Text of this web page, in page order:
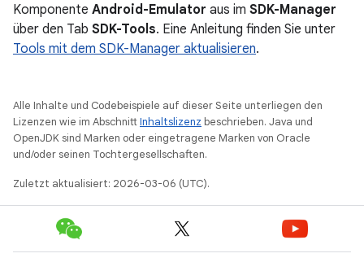
Komponente Android-Emulator aus im SDK-Manager
über den Tab SDK-Tools. Eine Anleitung finden Sie unter
Tools mit dem SDK-Manager aktualisieren.
Alle Inhalte und Codebeispiele auf dieser Seite unterliegen den
Lizenzen wie im AbschnittInhaltslizenz beschrieben. Java und
OpenJDK sind Marken oder eingetragene Marken von Oracle
und/oder seinen Tochtergesellschaften.
Zuletzt aktualisiert: 2026-03-06 (UTC).